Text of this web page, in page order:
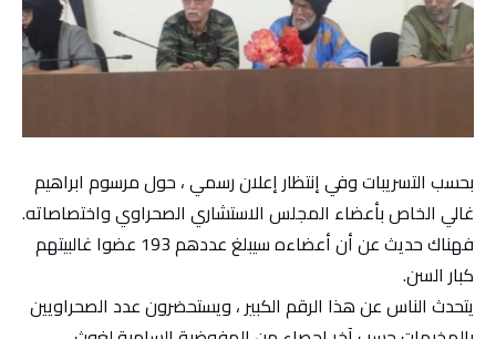
بحسب التسريبات وفي إنتظار إعلان رسمي ، حول مرسوم ابراهيم
غالي الخاص بأعضاء المجلس الاستشاري الصحراوي واختصاصاته.
فهناك حديث عن أن أعضاءه سيبلغ عددهم 193 عضوا غالبيتهم
كبار السن.
يتحدث الناس عن هذا الرقم الكبير ، ويستحضرون عدد الصحراويين